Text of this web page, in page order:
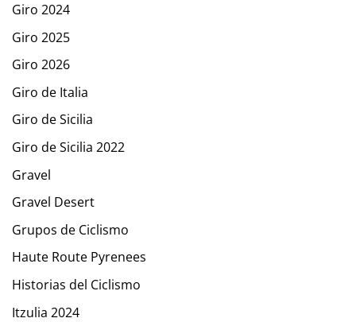
Giro 2024
Giro 2025
Giro 2026
Giro de Italia
Giro de Sicilia
Giro de Sicilia 2022
Gravel
Gravel Desert
Grupos de Ciclismo
Haute Route Pyrenees
Historias del Ciclismo
Itzulia 2024